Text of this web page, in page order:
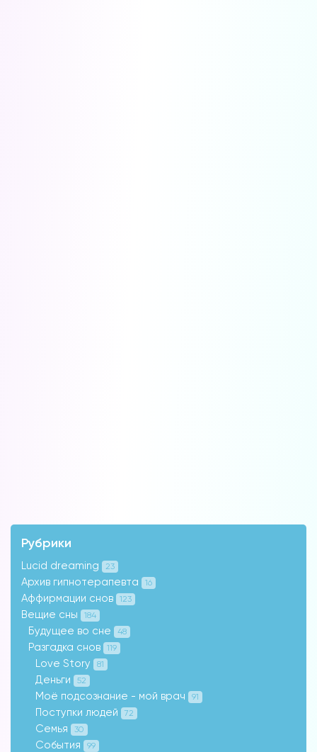
Рубрики
Lucid dreaming 23
Архив гипнотерапевта 16
Аффирмации снов 123
Вещие сны 184
Будущее во сне 48
Разгадка снов 119
Love Story 81
Деньги 52
Моё подсознание - мой врач 91
Поступки людей 72
Семья 30
События 99